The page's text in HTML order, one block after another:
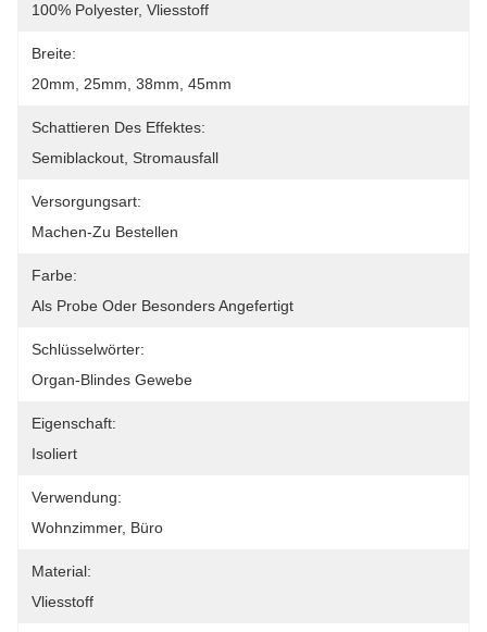
100% Polyester, Vliesstoff
Breite:
20mm, 25mm, 38mm, 45mm
Schattieren Des Effektes:
Semiblackout, Stromausfall
Versorgungsart:
Machen-Zu Bestellen
Farbe:
Als Probe Oder Besonders Angefertigt
Schlüsselwörter:
Organ-Blindes Gewebe
Eigenschaft:
Isoliert
Verwendung:
Wohnzimmer, Büro
Material:
Vliesstoff